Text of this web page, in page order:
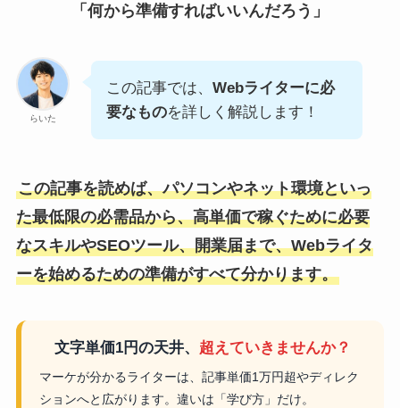
「何から準備すればいいんだろう」
らいた
この記事では、 Webライターに必
要なものを詳しく解説します！
この記事を読めば、パソコンやネット環境といっ
た最低限の必需品から、高単価で稼ぐために必要
なスキルやSEOツール、開業届まで、Webライタ
ーを始めるための準備がすべて分かります。
文字単価1円の天井、 超えていきませんか？
マーケが分かるライターは、記事単価1万円超やディレク
ションへと広がります。違いは「学び方」だけ。